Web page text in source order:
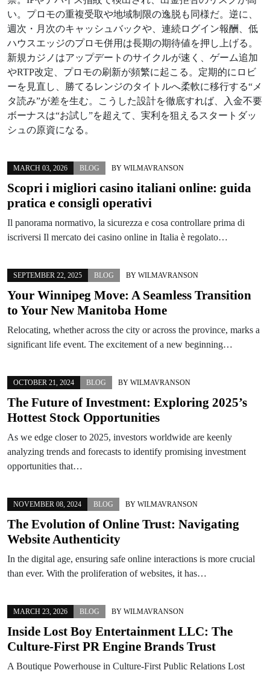
い。プロモの重複受取や地域制限の逸脱も同様だ。逆に、
週次・月次のキャッシュバックや、連続ログイン報酬、低
ハウスエッジのプロモ併用は長期の期待値を押し上げる。
新規カジノはアップデートのサイクルが速く、ゲーム追加
やRTP改定、プロモの刷新が頻繁に起こる。定期的にロビ
ーを見直し、勝てるレンジのタイトルへ柔軟に移行する“メ
タ読み”が差を生む。こうした設計を徹底すれば、入金不要
ボーナスは“お試し”を超えて、実利を狙えるスタートダッ
シュの原資になる。
MARCH 03, 2026 BLOG BY WILMAVRANSON
Scopri i migliori casino italiani online: guida
pratica e consigli operativi
Il panorama normativo, la sicurezza e cosa controllare prima di
iscriversi Il mercato dei casino online in Italia è regolato…
SEPTEMBER 22, 2025 BLOG BY WILMAVRANSON
Your Winnipeg Move: A Seamless Transition
to Your New Manitoba Home
Relocating, whether across the city or across the province, marks a
significant life event. The excitement of a new beginning…
OCTOBER 21, 2024 BLOG BY WILMAVRANSON
The Future of Investment: Exploring 2025’s
Hottest Stock Opportunities
As we edge closer to 2025, investors worldwide are keenly
analyzing trends and forecasts to identify promising investment
opportunities that…
NOVEMBER 08, 2024 BLOG BY WILMAVRANSON
The Evolution of Online Trust: Navigating
Website Authenticity
In the digital age, ensuring safe online interactions is more crucial
than ever. With the proliferation of websites, it has…
MARCH 23, 2026 BLOG BY WILMAVRANSON
Inside Lost Boy Entertainment LLC: The
Culture-First PR Engine Brands Trust
A Boutique Powerhouse in Culture-First Public Relations Lost